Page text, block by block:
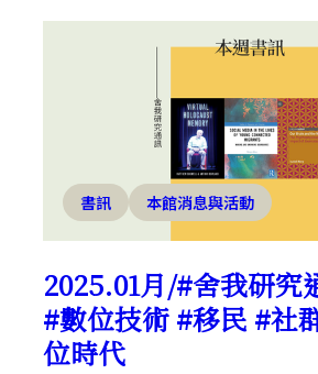
書訊 本館消息與活動
2025.01月/#舍我研究
#數位技術 #移民 #社
位時代